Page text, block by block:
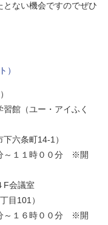
ない機会ですのでぜひ
）
（ユー・アイふく
14-1）
００分 ※開
議室
）
００分 ※開